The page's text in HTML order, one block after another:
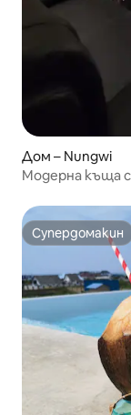
Дом – Nungwi
Модерна къща с
Супердомакин
Супердомакин